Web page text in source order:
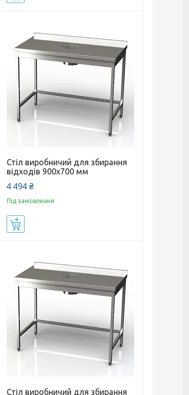
Стіл виробничий для збирання
відходів 900x700 мм
4 494 ₴
Під замовлення
Стіл виробничий для збирання